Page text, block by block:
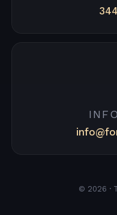
© 2026 ·